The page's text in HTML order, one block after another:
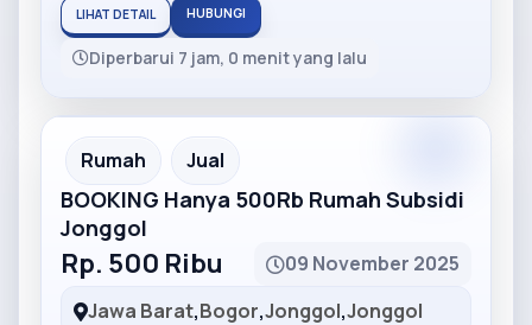
LIHAT DETAIL HUBUNGI
Diperbarui 7 jam, 0 menit yang lalu
Partner Ad
Rumah Jual
BOOKING Hanya 500Rb Rumah Subsidi
Jonggol
Rp. 500 Ribu
09 November 2025
Jawa Barat,Bogor,Jonggol,Jonggol